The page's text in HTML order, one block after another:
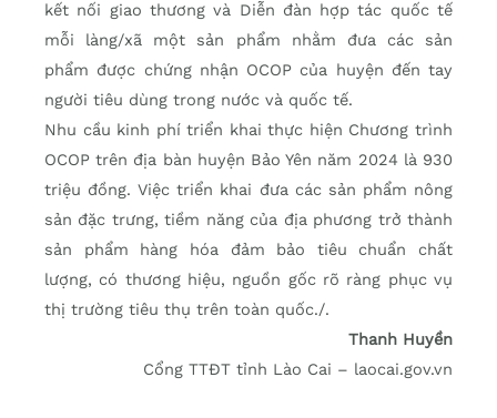
kết nối giao thương và Diễn đàn hợp tác quốc tế
mỗi làng/xã một sản phẩm nhằm đưa các sản
phẩm được chứng nhận OCOP của huyện đến tay
người tiêu dùng trong nước và quốc tế.
Nhu cầu kinh phí triển khai thực hiện Chương trình
OCOP trên địa bàn huyện Bảo Yên năm 2024 là 930
triệu đồng. Việc triển khai đưa các sản phẩm nông
sản đặc trưng, tiềm năng của địa phương trở thành
sản phẩm hàng hóa đảm bảo tiêu chuẩn chất
lượng, có thương hiệu, nguồn gốc rõ ràng phục vụ
thị trường tiêu thụ trên toàn quốc./.
Thanh Huyền
Cổng TTĐT tỉnh Lào Cai – laocai.gov.vn